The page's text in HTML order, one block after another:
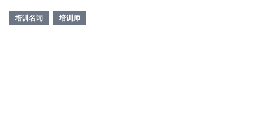
培训名词 培训师